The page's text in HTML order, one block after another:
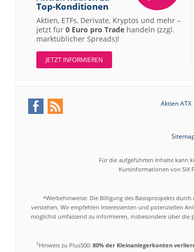
Top-Konditionen
Aktien, ETFs, Derivate, Kryptos und mehr –
jetzt für 0 Euro pro Trade handeln (zzgl.
marktüblicher Spreads)!
JETZT INFORMIEREN
Aktien ATX
Für die aufgeführten Inhalte kann
Kursinformationen von SIX
*Werbehinweise: Die Billigung des Basisprospekts
verstehen. Wir empfehlen Interessenten und potenziellen
möglichst umfassend zu informieren, insbesondere über die
5Hinweis zu Plus500: 80% der Kleinanlegerkonten